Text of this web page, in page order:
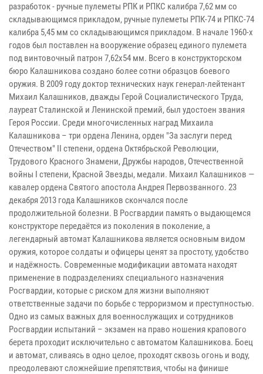
разработок - ручные пулеметы РПК и РПКС калибра 7,62 мм со
складывающимся прикладом, ручные пулеметы РПК-74 и РПКС-74
калибра 5,45 мм со складывающимся прикладом. В начале 1960-х
годов был поставлен на вооружение образец единого пулемета
под винтовочный патрон 7,62х54 мм. Всего в конструкторском
бюро Калашникова создано более сотни образцов боевого
оружия. В 2009 году доктор технических наук генерал-лейтенант
Михаил Калашников, дважды Герой Социалистического Труда,
лауреат Сталинской и Ленинской премий, был удостоен звания
Героя России. Среди многочисленных наград Михаила
Калашникова – три ордена Ленина, орден "За заслуги перед
Отечеством" II степени, ордена Октябрьской Революции,
Трудового Красного Знамени, Дружбы народов, Отечественной
войны I степени, Красной Звезды, медали. Михаил Калашников —
кавалер ордена Святого апостола Андрея Первозванного. 23
декабря 2013 года Калашников скончался после
продолжительной болезни. В Росгвардии память о выдающемся
конструкторе передаётся из поколения в поколение, а
легендарный автомат Калашникова является основным видом
оружия, которое солдаты и офицеры ценят за простоту, удобство
и надёжность. Современные модификации автомата находят
применение в подразделениях специального назначения
Росгвардии, которые с риском для жизни выполняют
ответственные задачи по борьбе с терроризмом и преступностью.
Одно из самых важных для военнослужащих и сотрудников
Росгвардии испытаний – экзамен на право ношения крапового
берета проходит исключительно с автоматом Калашникова. Боец
и автомат, сливаясь в одно целое, проходят сквозь огонь и воду,
преодолевают сложнейшие препятствия, чтобы на финише